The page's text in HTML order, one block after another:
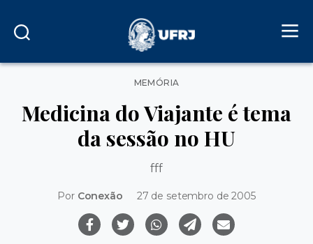
Categorias
MEMÓRIA
Medicina do Viajante é tema
da sessão no HU
fff
Por Conexão 27 de setembro de 2005